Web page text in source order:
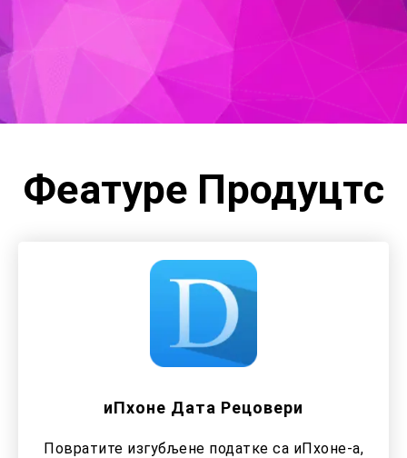
Феатуре Продуцтс
иПхоне Дата Рецовери
Повратите изгубљене податке са иПхоне-а,